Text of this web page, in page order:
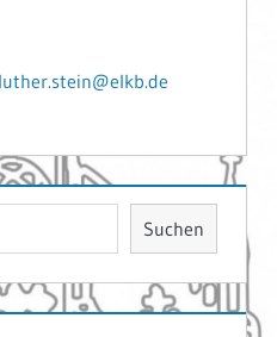
Suchen